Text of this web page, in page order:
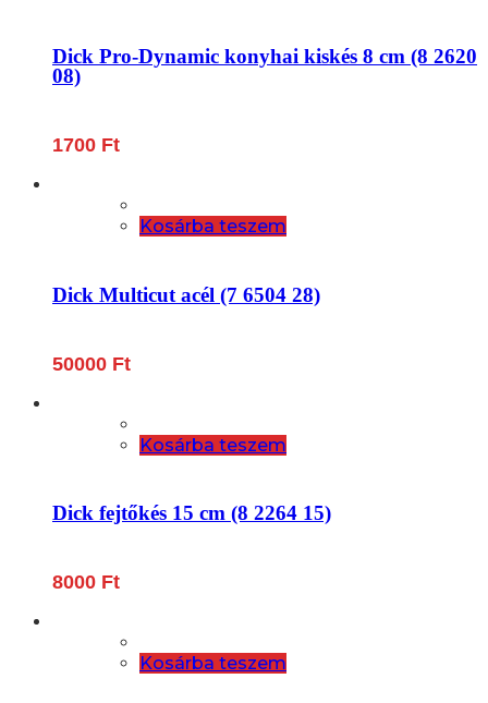
Dick Pro-Dynamic konyhai kiskés 8 cm (8 2620
08)
1700 Ft
Kosárba teszem
Dick Multicut acél (7 6504 28)
50000 Ft
Kosárba teszem
Dick fejtőkés 15 cm (8 2264 15)
8000 Ft
Kosárba teszem